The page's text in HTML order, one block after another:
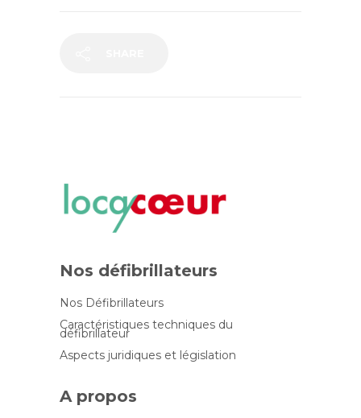
Nos défibrillateurs
Nos Défibrillateurs
Caractéristiques techniques du
défibrillateur
Aspects juridiques et législation
A propos